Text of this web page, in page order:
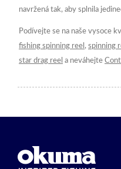
navržená tak, aby splnila
Podívejte se na naše vysoce
fishing spinning reel , spinning
star drag reel a neváhejte